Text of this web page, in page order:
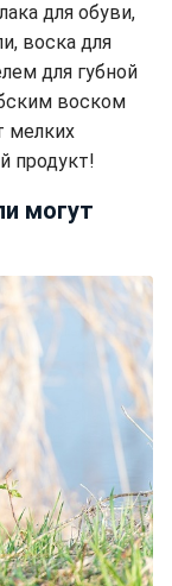
для обуви,
воска для
для губной
воском
мелких
продукт!
могут